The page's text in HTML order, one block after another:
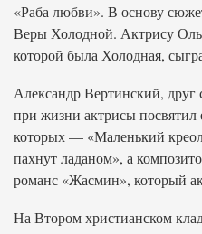
«Раба любви». В основу
Веры Холодной. Актрису
которой была Холодная,
Александр Вертинский,
при жизни актрисы посвятил
которых — «Маленький
пахнут ладаном», а
романс «Жасмин», который
На Втором христианском